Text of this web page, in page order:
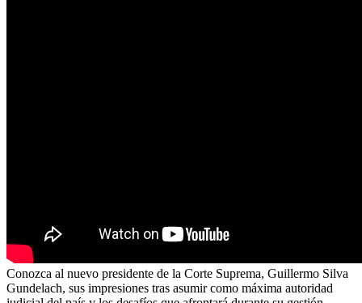
Conozca al nuevo presidente de la Corte Suprema, Guillermo Silva
Gundelach, sus impresiones tras asumir como máxima autoridad